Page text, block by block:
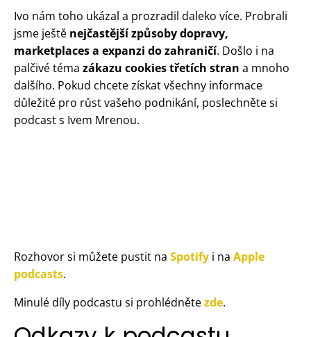
Ivo nám toho ukázal a prozradil daleko více. Probrali
jsme ještě nejčastější způsoby dopravy,
marketplaces a expanzi do zahraničí. Došlo i na
palčivé téma zákazu cookies třetích stran a mnoho
dalšího. Pokud chcete získat všechny informace
důležité pro růst vašeho podnikání, poslechněte si
podcast s Ivem Mrenou.
Rozhovor si můžete pustit na Spotify i na Apple
podcasts.
Minulé díly podcastu si prohlédnětezde.